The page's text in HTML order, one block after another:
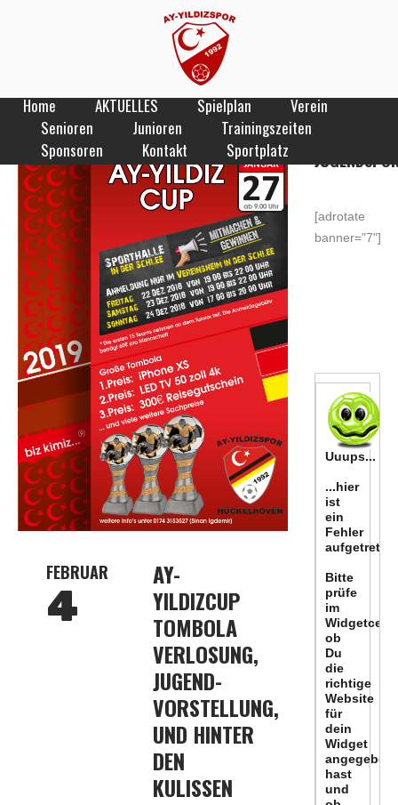
Home AKTUELLES Spielplan
Verein
Senioren
Junioren
Trainingszeiten
Sponsoren
Kontakt Sportplatz
Ay-Yildizcup Tombola Verlosung, Jugend-
Vorstellung, und hinter den Kulissen
AY-YILDIZCUP TOMBOLA VERLOSUNG, JUGEND-VORSTELLUNG,
FEBRUAR
4
AY-
YILDIZCUP
TOMBOLA
VERLOSUNG,
JUGEND-
VORSTELLUNG,
UND HINTER
DEN
KULISSEN
[adrotate
banner="7"]